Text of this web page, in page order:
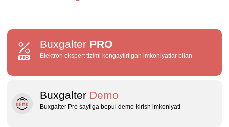
Buxgalter PRO
Elektron ekspert tizimi kengaytirilgan imkoniyatlar bilan
Buxgalter Demo
Buxgalter Pro saytiga bepul demo‑kirish imkoniyati